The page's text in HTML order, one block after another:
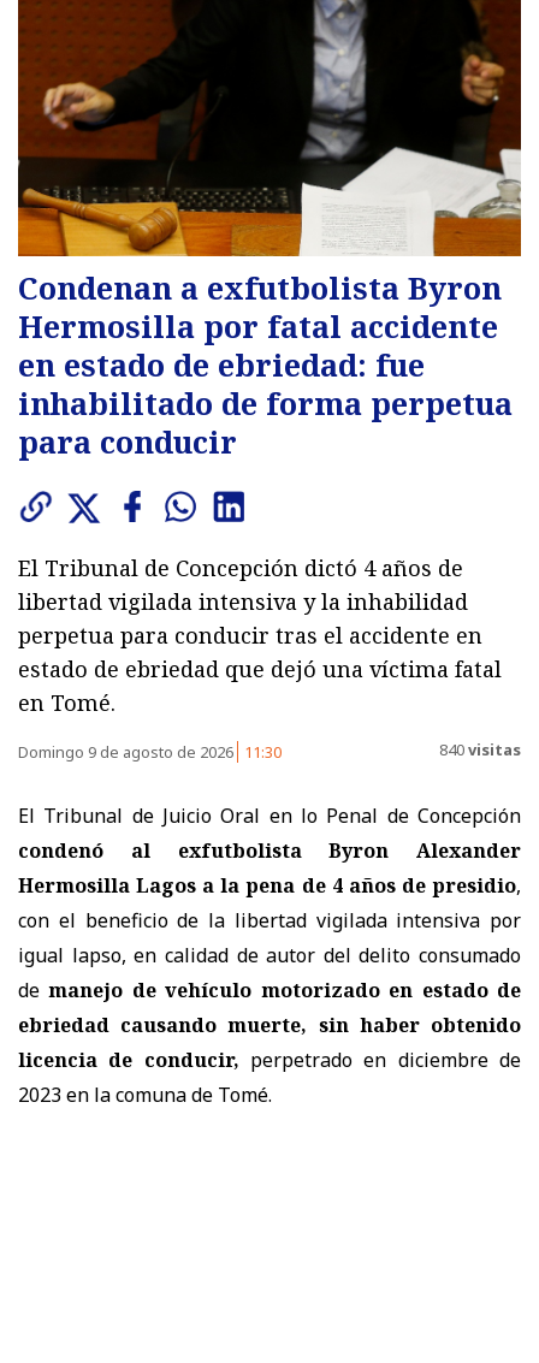
Condenan a exfutbolista Byron
Hermosilla por fatal accidente
en estado de ebriedad: fue
inhabilitado de forma perpetua
para conducir
El Tribunal de Concepción dictó 4 años de
libertad vigilada intensiva y la inhabilidad
perpetua para conducir tras el accidente en
estado de ebriedad que dejó una víctima fatal
en Tomé.
Domingo 9 de agosto de 2026 11:30 840visitas
El Tribunal de Juicio Oral en lo Penal de Concepción
condenó al exfutbolista Byron Alexander
Hermosilla Lagos a la pena de 4 años de presidio,
con el beneficio de la libertad vigilada intensiva por
igual lapso, en calidad de autor del delito consumado
demanejo de vehículo motorizado en estado de
ebriedad causando muerte, sin haber obtenido
licencia de conducir, perpetrado en diciembre de
2023 en la comuna de Tomé.